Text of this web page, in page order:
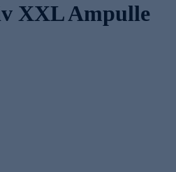
XXL Ampulle